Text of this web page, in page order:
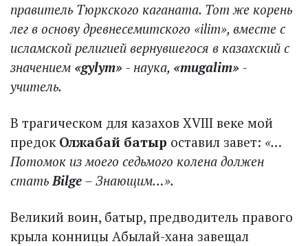
правитель Тюркского каганата. Тот же корень
лег в основу древнесемитского «ilim», вместе с
исламской религией вернувшегося в казахский с
значением «gylym» - наука, «mugalim» -
учитель.
В трагическом для казахов XVIII веке мой
предок Олжабай батыр оставил завет: «…
Потомок из моего седьмого колена должен
статьBilge – Знающим…».
Великий воин, батыр, предводитель правого
крыла конницы Абылай-хана завещал